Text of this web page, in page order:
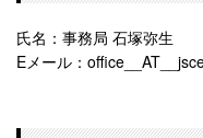
氏名：事務局 石塚弥生
Eメール：